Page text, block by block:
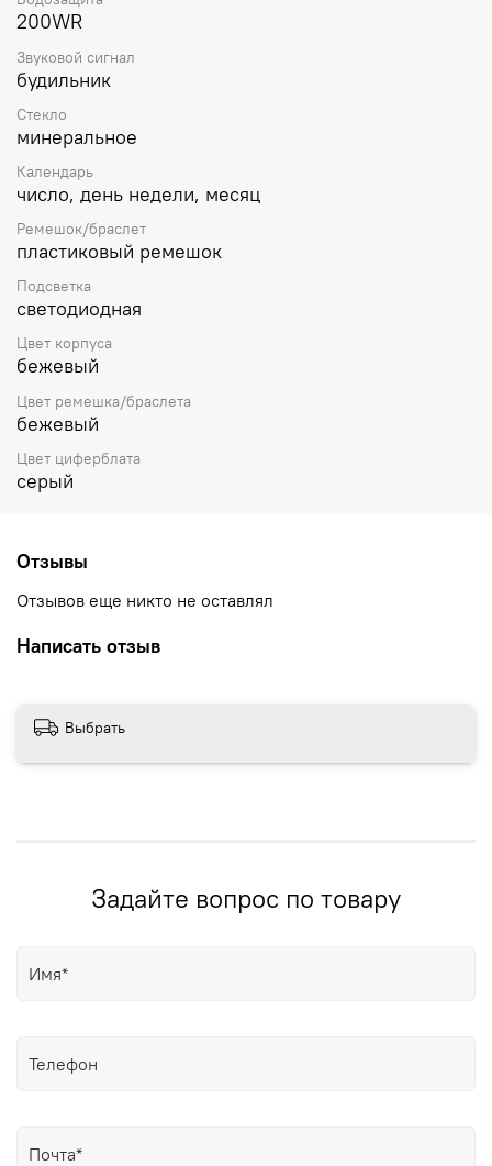
Прямоугольный корпус из биопластика
(изготавливается из возобновляемых органических
ресурсов) бежевого цвета. Устойчивое к мелким
механическим повреждениям минеральное стекло.
возобновляемых органических ресурсов), стандартная
застёжка buckle. Мраморный узор на корпусе и
ремешке вдохновлен величием скал и камней
нетронутых земель Водонепроницаемость 200 WR
200WR
Звуковой сигнал
будильник
Стекло
минеральное
Календарь
число, день недели, месяц
Ремешок/браслет
пластиковый ремешок
Подсветка
светодиодная
Цвет корпуса
бежевый
Цвет ремешка/браслета
бежевый
Цвет циферблата
серый
Отзывы
Отзывов еще никто не оставлял
Написать отзыв
Выбрать
Задайте вопрос по товару